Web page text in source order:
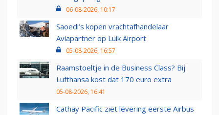
06-08-2026, 10:17
Saoedi’s kopen vrachtafhandelaar
Aviapartner op Luik Airport
05-08-2026, 16:57
Raamstoeltje in de Business Class? Bij
Lufthansa kost dat 170 euro extra
05-08-2026, 16:41
Cathay Pacific ziet levering eerste Airbus